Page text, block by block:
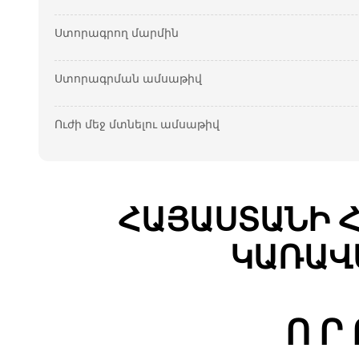
Ստորագրող մարմին
Ստորագրման ամսաթիվ
Ուժի մեջ մտնելու ամսաթիվ
ՀԱՅԱՍՏԱՆԻ
Ո Ր